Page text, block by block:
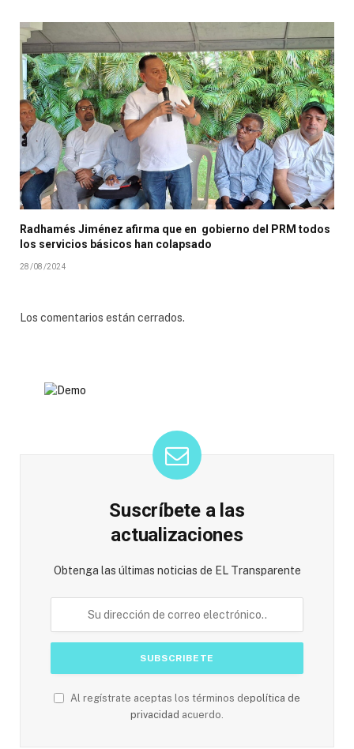
Radhamés Jiménez afirma que en gobierno del PRM todos
los servicios básicos han colapsado
28/08/2024
Los comentarios están cerrados.
Suscríbete a las
actualizaciones
Obtenga las últimas noticias de EL Transparente
Al regístrate aceptas los términos depolítica de
privacidad acuerdo.